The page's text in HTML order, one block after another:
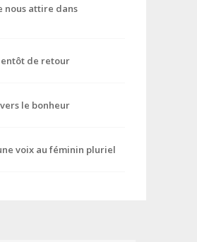
nous attire dans
de retour
le bonheur
voix au féminin pluriel